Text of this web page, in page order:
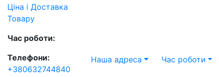
Ціна і Доставка
Товару
Час роботи:
Телефони:
+380632744840
Наша адреса Час роботи